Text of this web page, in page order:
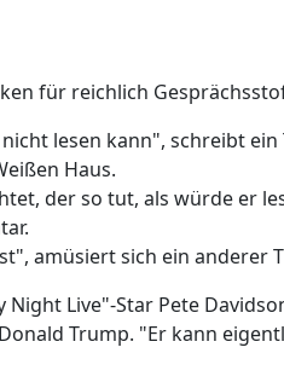
für reichlich
lesen kann", schreibt
Haus.
der so tut, als würde er
amüsiert sich ein anderer
Live"-Star Pete
Trump. "Er kann